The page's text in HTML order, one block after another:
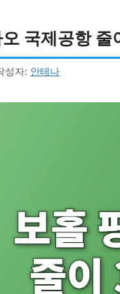
국제공항
성자: 안테나